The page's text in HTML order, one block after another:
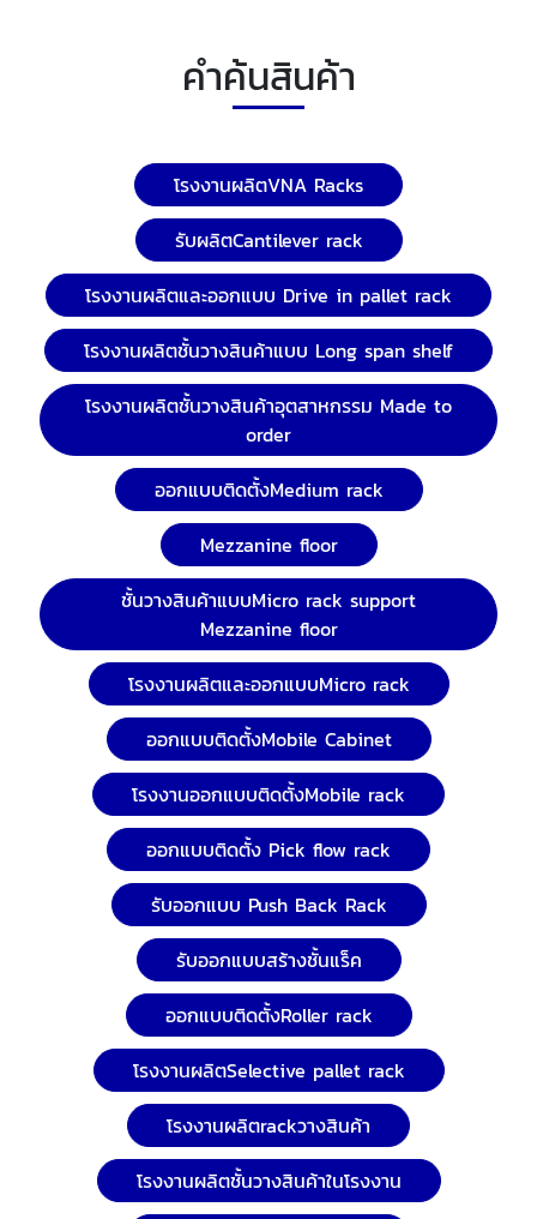
คำค้นสินค้า
โรงงานผลิตVNA Racks
รับผลิตCantilever rack
โรงงานผลิตและออกแบบ Drive in pallet rack
โรงงานผลิตชั้นวางสินค้าแบบ Long span shelf
โรงงานผลิตชั้นวางสินค้าอุตสาหกรรม Made to
order
ออกแบบติดตั้งMedium rack
Mezzanine floor
ชั้นวางสินค้าแบบMicro rack support
Mezzanine floor
โรงงานผลิตและออกแบบMicro rack
ออกแบบติดตั้งMobile Cabinet
โรงงานออกแบบติดตั้งMobile rack
ออกแบบติดตั้ง Pick flow rack
รับออกแบบ Push Back Rack
รับออกแบบสร้างชั้นแร็ค
ออกแบบติดตั้งRoller rack
โรงงานผลิตSelective pallet rack
โรงงานผลิตrackวางสินค้า
โรงงานผลิตชั้นวางสินค้าในโรงงาน